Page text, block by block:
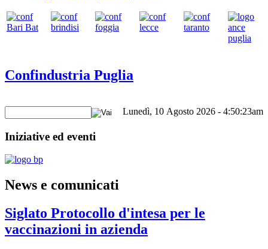
Confindustria Puglia
Lunedì, 10 Agosto 2026 - 4:50:23am
Iniziative ed eventi
News e comunicati
Siglato Protocollo d'intesa per le
vaccinazioni in azienda